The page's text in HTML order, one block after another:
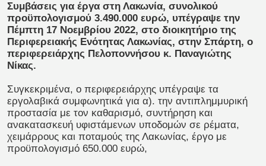
Συμβάσεις για έργα στη Λακωνία, συνολικού
προϋπολογισμού 3.490.000 ευρώ, υπέγραψε την
Πέμπτη 17 Νοεμβρίου 2022, στο διοικητήριο της
Περιφερειακής Ενότητας Λακωνίας, στην Σπάρτη, ο
περιφερειάρχης Πελοποννήσου κ. Παναγιώτης
Νίκας.
Συγκεκριμένα, ο περιφερειάρχης υπέγραψε τα
εργολαβικά συμφωνητικά για α). την αντιπλημμυρική
προστασία με τον καθαρισμό, συντήρηση και
ανακατασκευή υφιστάμενων υποδομών σε ρέματα,
χειμάρρους και ποταμούς της Λακωνίας, έργο με
προϋπολογισμό 650.000 ευρώ,